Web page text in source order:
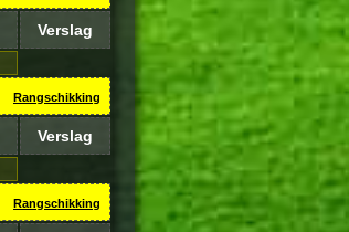
Verslag
Rangschikking
Verslag
Rangschikking